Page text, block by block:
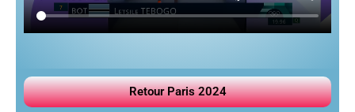
Retour Paris 2024